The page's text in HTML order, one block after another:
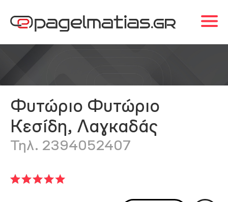
Φυτώριο Φυτώριο
Κεσίδη, Λαγκαδάς
Τηλ. 2394052407